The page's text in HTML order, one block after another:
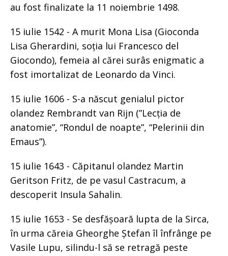
au fost finalizate la 11 noiembrie 1498.
15 iulie 1542 - A murit Mona Lisa (Gioconda
Lisa Gherardini, soția lui Francesco del
Giocondo), femeia al cărei surâs enigmatic a
fost imortalizat de Leonardo da Vinci.
15 iulie 1606 - S-a născut genialul pictor
olandez Rembrandt van Rijn (”Lecția de
anatomie”, “Rondul de noapte”, “Pelerinii din
Emaus”).
15 iulie 1643 - Căpitanul olandez Martin
Geritson Fritz, de pe vasul Castracum, a
descoperit Insula Sahalin.
15 iulie 1653 - Se desfășoară lupta de la Sirca,
în urma căreia Gheorghe Ștefan îl înfrânge pe
Vasile Lupu, silindu-l să se retragă peste